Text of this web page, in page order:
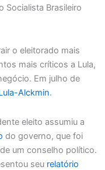
Socialista Brasileiro
o eleitorado mais
mais críticos a Lula,
Em julho de
Alckmin.
eleito assumiu a
do governo, que foi
um conselho político.
seu relatório